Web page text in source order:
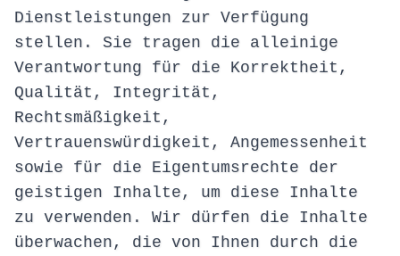
Dienstleistungen zur Verfügung
stellen. Sie tragen die alleinige
Verantwortung für die Korrektheit,
Qualität, Integrität,
Rechtsmäßigkeit,
Vertrauenswürdigkeit, Angemessenheit
sowie für die Eigentumsrechte der
geistigen Inhalte, um diese Inhalte
zu verwenden. Wir dürfen die Inhalte
überwachen, die von Ihnen durch die